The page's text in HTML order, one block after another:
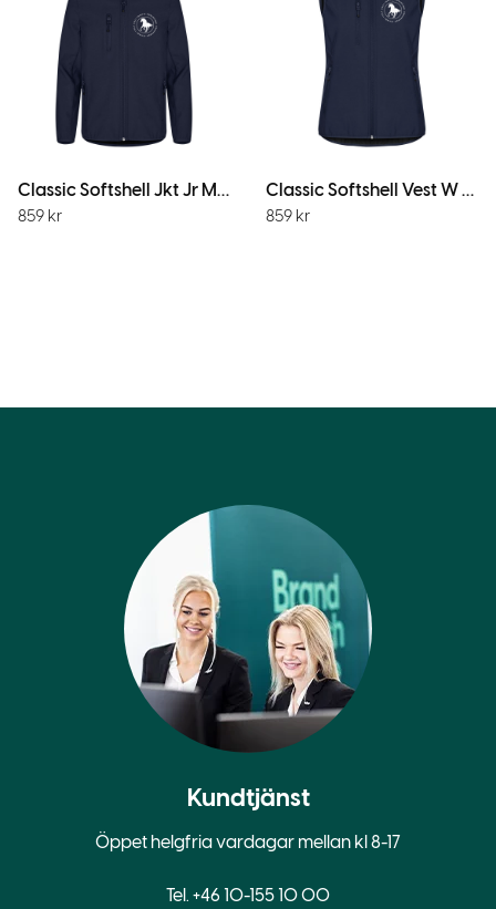
Classic Softshell Jkt Jr Mörk Marin
859 kr
Classic Softshell Vest W M.Marin
859 kr
Kundtjänst
Öppet helgfria vardagar mellan kl 8-17
Tel. +46 10-155 10 00